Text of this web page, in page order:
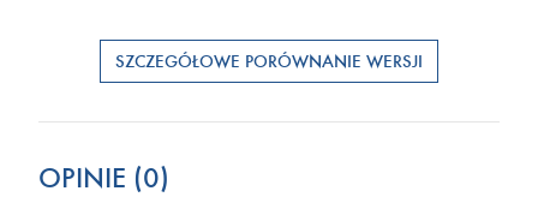
SZCZEGÓŁOWE PORÓWNANIE WERSJI
OPINIE (0)